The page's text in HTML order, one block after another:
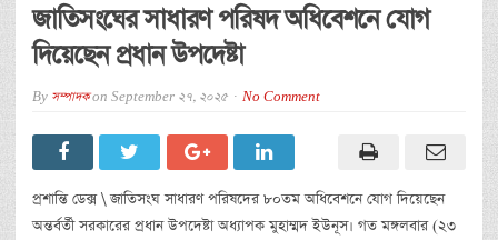
জাতিসংঘের সাধারণ পরিষদ অধিবেশনে যোগ
দিয়েছেন প্রধান উপদেষ্টা
By সম্পাদকon September 27, 2025 No Comment
প্রশান্তি ডেক্স \ জাতিসংঘ সাধারণ পরিষদের ৮০তম অধিবেশনে যোগ দিয়েছেন
অন্তর্বর্তী সরকারের প্রধান উপদেষ্টা অধ্যাপক মুহাম্মদ ইউনূস। গত মঙ্গলবার (২৩